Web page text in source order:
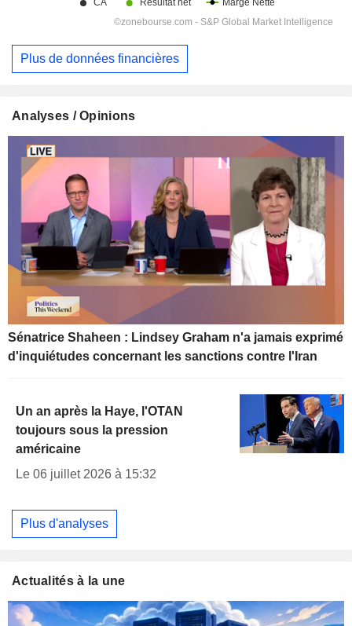
Plus de données financières
Analyses / Opinions
Sénatrice Shaheen : Lindsey Graham n'a jamais exprimé
d'inquiétudes concernant les sanctions contre l'Iran
Un an après la Haye, l'OTAN
toujours sous la pression
américaine
Le 06 juillet 2026 à 15:32
Plus d'analyses
Actualités à la une